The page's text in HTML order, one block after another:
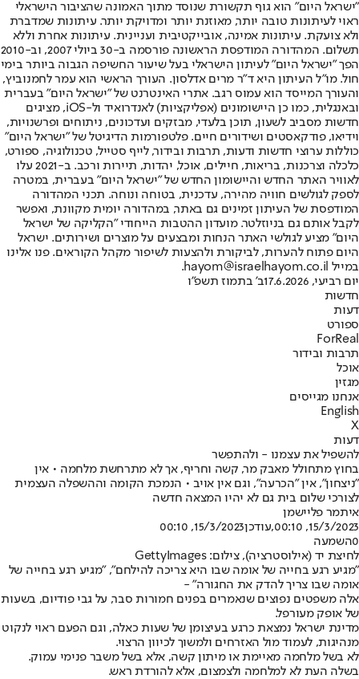
"ישראל היום" הוא גוף תקשורת שנוסד מתוך האמונה שהציבור הישראלי
ראוי לעיתונות טובה יותר, מאוזנת יותר ומדויקת יותר. עיתונות שמדברת
ולא צועקת. עיתונות אמינה, אובייקטיבית ועניינית. עיתונות אחרת וללא
תשלום. המהדורה המודפסת הראשונה פורסמה ב-30 ביולי 2007, וב-2010
הפך "ישראל היום" לעיתון הישראלי בעל שיעור החשיפה הגבוה ביותר בימי
חול. מו"ל העיתון היא ד"ר מרים אדלסון. העורך הראשי הוא עמר לחמנוביץ,
והעורך המייסד הוא עמוס רגב. אתרי האינטרנט של "ישראל היום" בעברית
ובאנגלית, כמו כן היישומונים (אפליקציות) לאנדרואיד ול-iOS, מציגים
חדשות מסביב לשעון, תוכן בלעדי, מבזקים ועדכונים, ניתוחים ופרשנויות,
וידיאו, פודקאסטים ושידורים חיים. פלטפורמות הדיגיטל של "ישראל היום"
כוללות ערוצי חדשות ודעות, תרבות ובידור, לייף סטייל, טכנולוגיה, ספורט,
כלכלה וצרכנות, בריאות, חיילים, אוכל, יהדות, תיירות ורכב. ב-2021 עלו
לאוויר האתר החדש והיישומון החדש של "ישראל היום" בעברית, במטרה
לספק לגולשים חוויה מהירה, עדכנית, בטוחה ונוחה. תכני המהדורה
המודפסת של העיתון זמינים גם באתר, במהדורה יומית מקוונת, ואפשר
לקבל אותם גם בניוזלטר. מועדון ההטבות הייחודי "הקליקה של ישראל
היום" מציע לגולשי האתר הנחות ומבצעים על מוצרים ושירותים. ישראל
היום פתוח להערות, לביקורת ולהצעות לשיפור מקהל הקוראים. פנו אלינו
במייל hayom@israelhayom.co.il.
יום רביעי, 17.6.2026
ב' בתמוז תשפ"ו
חדשות
דעות
ספורט
ForReal
תרבות ובידור
אוכל
מגזין
אנחנו מגייסים
English
X
דעות
להשפיל את עצמנו - ולהתפשר
בחוץ מתחולל מאבק מר, קשה וחריף, אך לא מתרחשת מלחמה • אין
"ניצחון", אין "הכרעה", וגם אין אויב • הנמכת הקומה וההשפלה העצמית
לצורכי שלום בית גם לא יהיו המצאה חדשה
איתמר פליישמן
15/3/2023, 00:10
,עודכן15/3/2023, 00:10
0השמעה
לחיצת יד (אילוסטרציה), צילום: GettyImages
"מגיע רגע בחייה של אומה שבו היא צריכה להילחם", "מגיע רגע בחייה של
אומה שבו צריך להדק את החגורה" -
אלה משפטים נפוצים שנאמרים בפנים חמורות סבר, על גבי פודיום, בשעות
של אופק מעורפל.
מדינת ישראל נמצאת כרגע בעיצומן של שעות כאלה, וגם הפעם ראוי לנקוט
מנהיגות, לעמוד מול האזרחים ולמשוך לכיוון הרצוי.
לא בשל מלחמה מאיימת או מיתון קשה, אלא בשל משבר פנימי עמוק.
בשלה העת לא למלחמה ולצמצום, אלא להורדת ראש.